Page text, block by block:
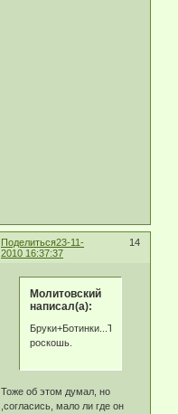
Поделиться 14
23-11-
2010 16:37:37
Молитовский
написал(а):
Бруки+Ботинки...Тыловая
роскошь.
Тоже об этом думал, но
,согласись, мало ли где он